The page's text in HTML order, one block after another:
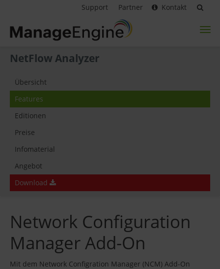
Support Partner Kontakt
NetFlow Analyzer
Übersicht
Features
Editionen
Preise
Infomaterial
Angebot
Download
Network Configuration
Manager Add-On
Mit dem Network Configration Manager (NCM) Add-On